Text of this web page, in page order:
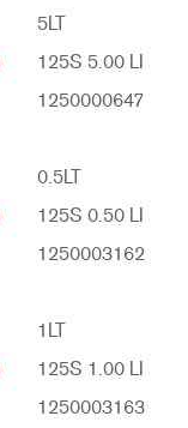
5LT
125S 5.00 LI
1250000647
0.5LT
125S 0.50 LI
1250003162
1LT
125S 1.00 LI
1250003163